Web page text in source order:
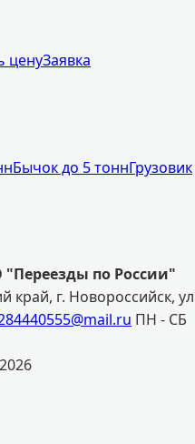
ценуЗаявка
Бычок до 5 тоннГрузовик
по России"
край, г. Новороссийск, ул
ПН - СБ